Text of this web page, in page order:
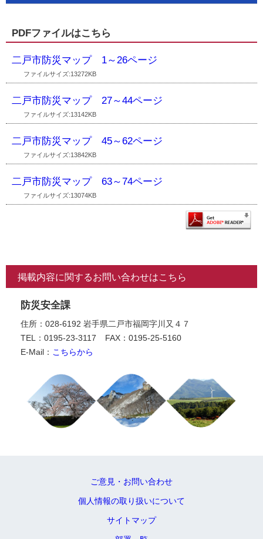
PDFファイルはこちら
二戸市防災マップ 1～26ページ
ファイルサイズ:13272KB
二戸市防災マップ 27～44ページ
ファイルサイズ:13142KB
二戸市防災マップ 45～62ページ
ファイルサイズ:13842KB
二戸市防災マップ 63～74ページ
ファイルサイズ:13074KB
掲載内容に関するお問い合わせはこちら
防災安全課
住所：028-6192 岩手県二戸市福岡字川又４７
TEL：0195-23-3117
FAX：0195-25-5160
E-Mail： こちらから
ご意見・お問い合わせ
個人情報の取り扱いについて
サイトマップ